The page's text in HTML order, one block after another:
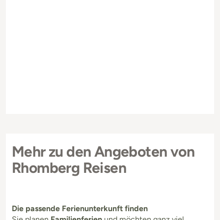
Mehr zu den Angeboten von
Rhomberg Reisen
Die passende Ferienunterkunft finden